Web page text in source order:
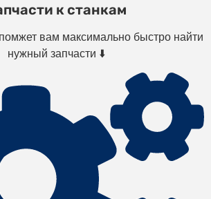
к станкам
вам максимально быстро найти
нужный запчасти ⬇️